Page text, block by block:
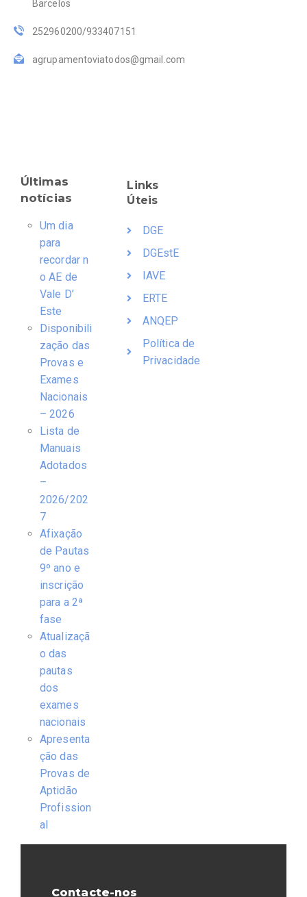
Barcelos
252960200/933407151
agrupamentoviatodos@gmail.com
Últimas
notícias
Um dia
para
recordar n
o AE de
Vale D’
Este
Disponibili
zação das
Provas e
Exames
Nacionais
– 2026
Lista de
Manuais
Adotados
–
2026/202
7
Afixação
de Pautas
9º ano e
inscrição
para a 2ª
fase
Atualizaçã
o das
pautas
dos
exames
nacionais
Apresenta
ção das
Provas de
Aptidão
Profission
al
Links
Úteis
DGE
DGEstE
IAVE
ERTE
ANQEP
Política de
Privacidade
Contacte-nos